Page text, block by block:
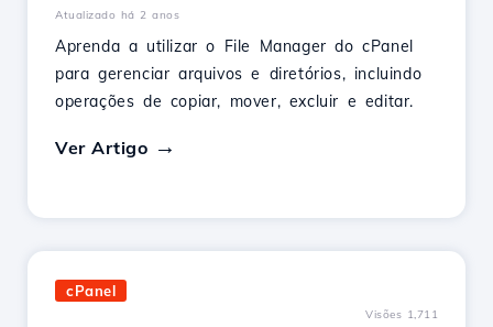
Atualizado há 2 anos
Aprenda a utilizar o File Manager do cPanel
para gerenciar arquivos e diretórios, incluindo
operações de copiar, mover, excluir e editar.
Ver Artigo
cPanel
Visões 1,711